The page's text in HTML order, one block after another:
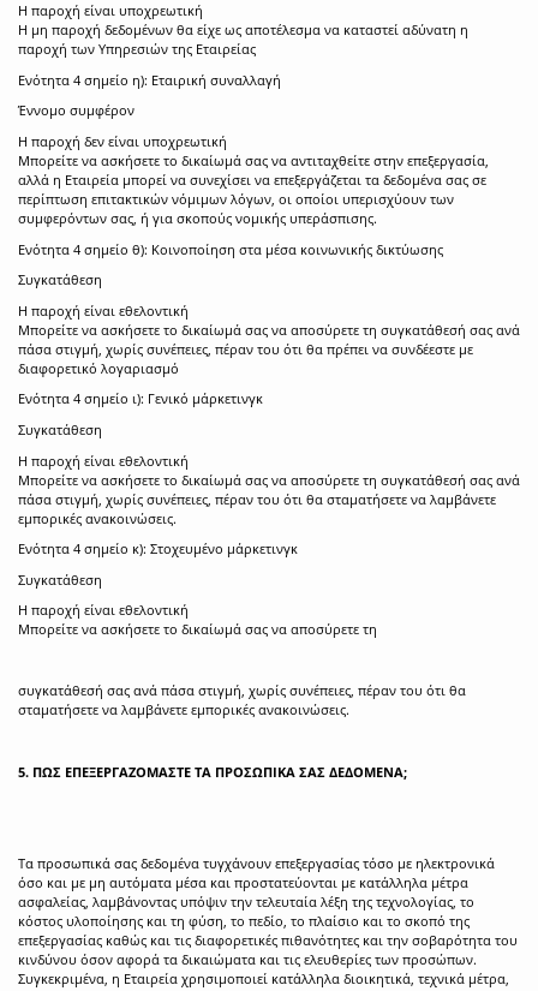
Η παροχή είναι υποχρεωτική
Η μη παροχή δεδομένων θα είχε ως αποτέλεσμα να καταστεί αδύνατη η
παροχή των Υπηρεσιών της Εταιρείας
Ενότητα 4 σημείο η): Εταιρική συναλλαγή
Έννομο συμφέρον
Η παροχή δεν είναι υποχρεωτική
Μπορείτε να ασκήσετε το δικαίωμά σας να αντιταχθείτε στην επεξεργασία,
αλλά η Εταιρεία μπορεί να συνεχίσει να επεξεργάζεται τα δεδομένα σας σε
περίπτωση επιτακτικών νόμιμων λόγων, οι οποίοι υπερισχύουν των
συμφερόντων σας, ή για σκοπούς νομικής υπεράσπισης.
Ενότητα 4 σημείο θ): Κοινοποίηση στα μέσα κοινωνικής δικτύωσης
Συγκατάθεση
Η παροχή είναι εθελοντική
Μπορείτε να ασκήσετε το δικαίωμά σας να αποσύρετε τη συγκατάθεσή σας ανά
πάσα στιγμή, χωρίς συνέπειες, πέραν του ότι θα πρέπει να συνδέεστε με
διαφορετικό λογαριασμό
Ενότητα 4 σημείο ι): Γενικό μάρκετινγκ
Συγκατάθεση
Η παροχή είναι εθελοντική
Μπορείτε να ασκήσετε το δικαίωμά σας να αποσύρετε τη συγκατάθεσή σας ανά
πάσα στιγμή, χωρίς συνέπειες, πέραν του ότι θα σταματήσετε να λαμβάνετε
εμπορικές ανακοινώσεις.
Ενότητα 4 σημείο κ): Στοχευμένο μάρκετινγκ
Συγκατάθεση
Η παροχή είναι εθελοντική
Μπορείτε να ασκήσετε το δικαίωμά σας να αποσύρετε τη
συγκατάθεσή σας ανά πάσα στιγμή, χωρίς συνέπειες, πέραν του ότι θα
σταματήσετε να λαμβάνετε εμπορικές ανακοινώσεις.
5. ΠΩΣ ΕΠΕΞΕΡΓΑΖΟΜΑΣΤΕ ΤΑ ΠΡΟΣΩΠΙΚΑ ΣΑΣ ΔΕΔΟΜΕΝΑ;
Τα προσωπικά σας δεδομένα τυγχάνουν επεξεργασίας τόσο με ηλεκτρονικά
όσο και με μη αυτόματα μέσα και προστατεύονται με κατάλληλα μέτρα
ασφαλείας, λαμβάνοντας υπόψιν την τελευταία λέξη της τεχνολογίας, το
κόστος υλοποίησης και τη φύση, το πεδίο, το πλαίσιο και το σκοπό της
επεξεργασίας καθώς και τις διαφορετικές πιθανότητες και την σοβαρότητα του
κινδύνου όσον αφορά τα δικαιώματα και τις ελευθερίες των προσώπων.
Συγκεκριμένα, η Εταιρεία χρησιμοποιεί κατάλληλα διοικητικά, τεχνικά μέτρα,